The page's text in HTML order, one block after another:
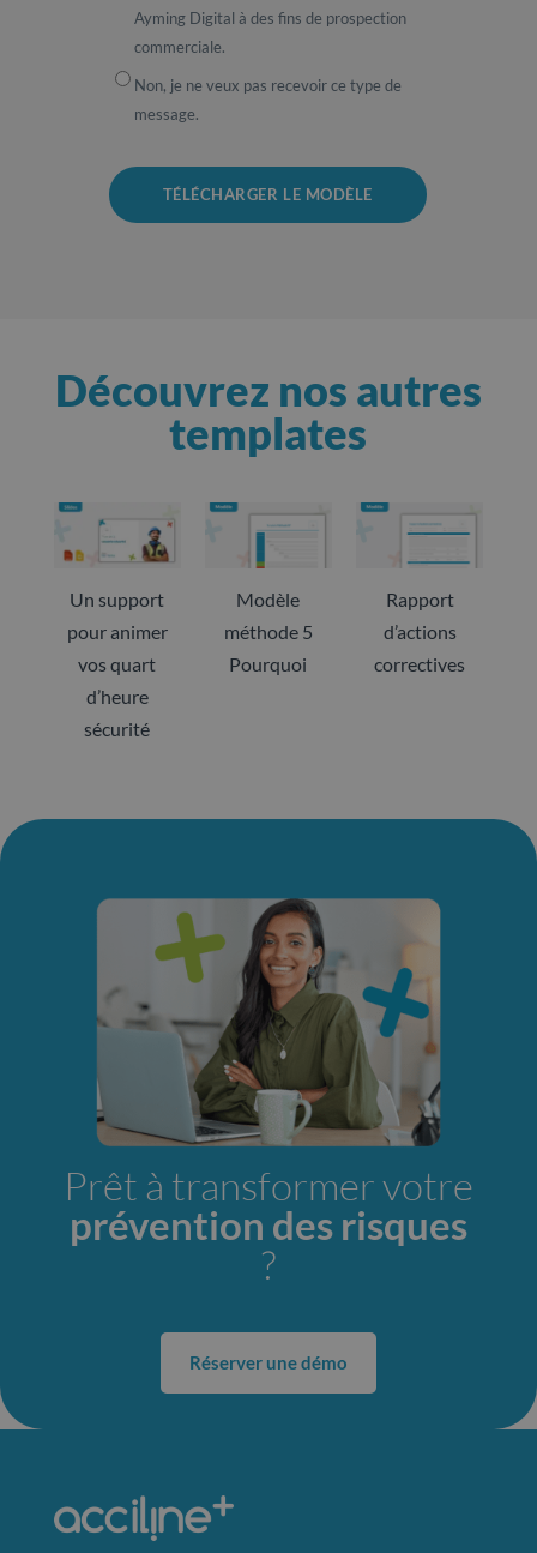
Ayming Digital à des fins de prospection
commerciale.
Non, je ne veux pas recevoir ce type de
message.
Découvrez nos autres
templates
Un support
pour animer
vos quart
d’heure
sécurité
Modèle
méthode 5
Pourquoi
Rapport
d’actions
correctives
Prêt à transformer votre
prévention des risques
?
Réserver une démo